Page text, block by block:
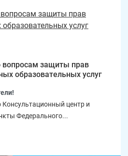
вопросам защиты прав
образовательных услуг
центр и
Федерального...